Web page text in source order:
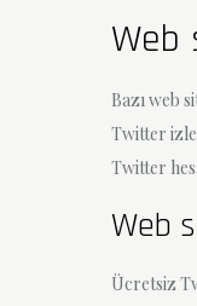
Web
Bazı web
Twitter
Twitter
Web
Ücretsiz